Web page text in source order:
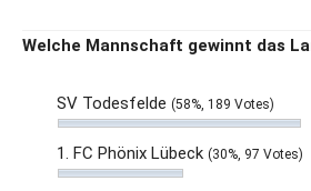
Welche Mannschaft gewinnt das
SV Todesfelde (58%, 189 Votes)
1. FC Phönix Lübeck (30%, 97 Votes)